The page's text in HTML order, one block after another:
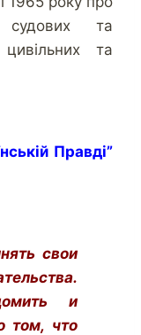
та
та
Правді”
свои
и
том, что